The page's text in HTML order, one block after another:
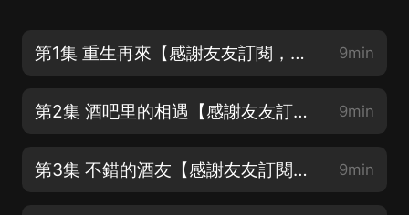
第1集 重生再來【感謝友友訂閱，轉發，五星好評】 9min
第2集 酒吧里的相遇【感謝友友訂閱，轉發，五星好評】 9min
第3集 不錯的酒友【感謝友友訂閱，轉發，五星好評】片尾有彩蛋哦 9min